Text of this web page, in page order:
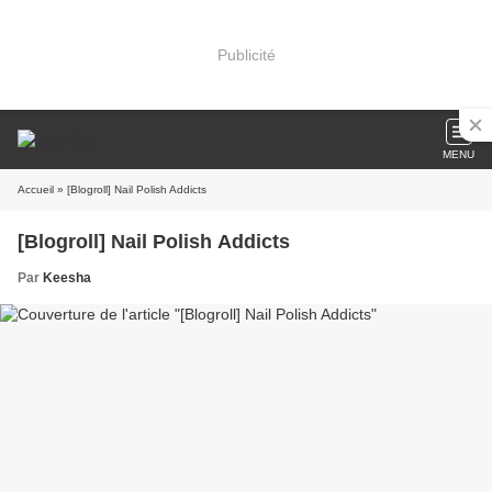
Publicité
MENU
Accueil » [Blogroll] Nail Polish Addicts
[Blogroll] Nail Polish Addicts
Par Keesha